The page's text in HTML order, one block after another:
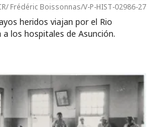
Frédéric Boissonnas/V-P-HIST-02986-27
heridos viajan por el Rio
a los hospitales de Asunción.